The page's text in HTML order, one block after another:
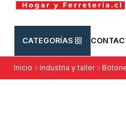
CATEGORÍAS
Inicio Industria y taller